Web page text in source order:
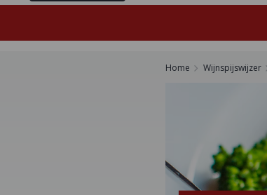
Home Wijnspijswijzer